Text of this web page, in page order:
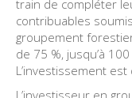
train de compléter
contribuables soumis
groupement
de 75 %, jusqu’à
L’investissement
L’investisseur en